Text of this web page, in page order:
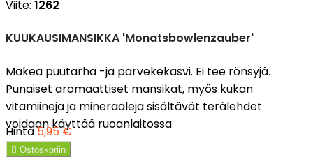
Viite: 1262
KUUKAUSIMANSIKKA 'Monatsbowlenzauber'
Makea puutarha -ja parvekekasvi. Ei tee rönsyjä.
Punaiset aromaattiset mansikat, myös kukan
vitamiineja ja mineraaleja sisältävät terälehdet
voidaan käyttää ruoanlaitossa
Hinta5,95 €
 Ostoskoriin